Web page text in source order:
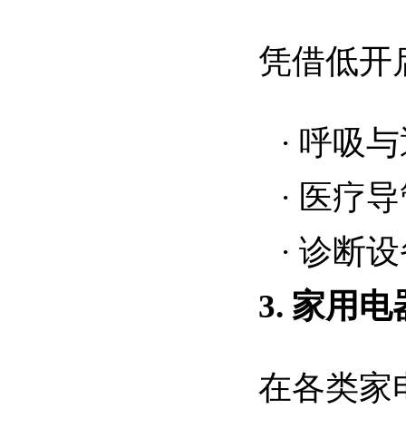
凭借低开
· 呼吸
· 医疗
· 诊断
3. 家用电
在各类家